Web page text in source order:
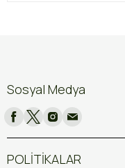
Sosyal Medya
POLİTİKALAR